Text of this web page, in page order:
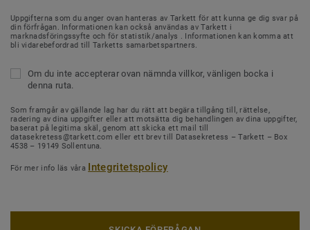
Uppgifterna som du anger ovan hanteras av Tarkett för att kunna ge dig svar på
din förfrågan. Informationen kan också användas av Tarkett i
marknadsföringssyfte och för statistik/analys . Informationen kan komma att
bli vidarebefordrad till Tarketts samarbetspartners.
Om du inte accepterar ovan nämnda villkor, vänligen bocka i
denna ruta.
Som framgår av gällande lag har du rätt att begära tillgång till, rättelse,
radering av dina uppgifter eller att motsätta dig behandlingen av dina uppgifter,
baserat på legitima skäl, genom att skicka ett mail till
datasekretess@tarkett.com eller ett brev till Datasekretess – Tarkett – Box
4538 – 19149 Sollentuna.
För mer info läs våra Integritetspolicy